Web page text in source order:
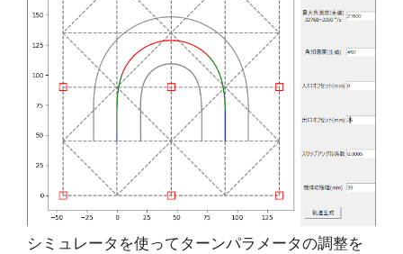
シミュレータを使ってターンパラメータの調整を